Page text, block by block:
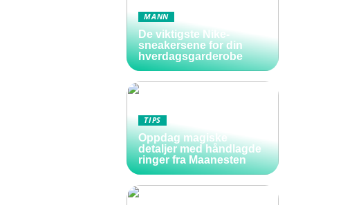
MANN
De viktigste Nike-
sneakersene for din
hverdagsgarderobe
TIPS
Oppdag magiske
detaljer med håndlagde
ringer fra Maanesten